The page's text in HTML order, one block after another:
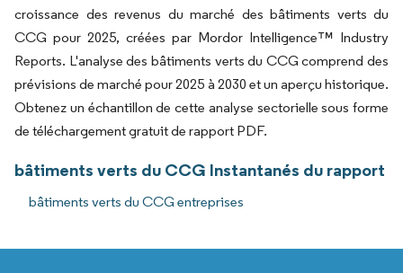
croissance des revenus du marché des bâtiments verts du
CCG pour 2025, créées par Mordor Intelligence™ Industry
Reports. L'analyse des bâtiments verts du CCG comprend des
prévisions de marché pour 2025 à 2030 et un aperçu historique.
Obtenez un échantillon de cette analyse sectorielle sous forme
de téléchargement gratuit de rapport PDF.
bâtiments verts du CCG Instantanés du rapport
bâtiments verts du CCG entreprises